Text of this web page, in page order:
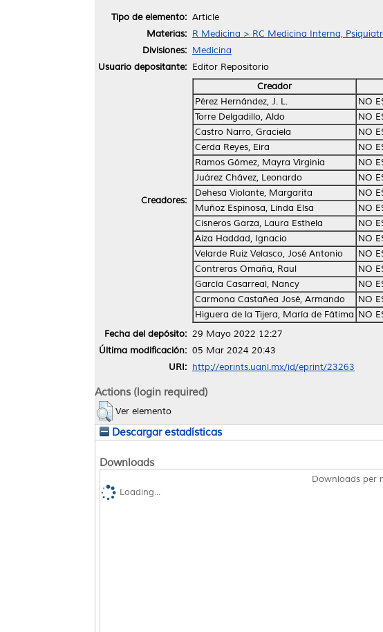
Tipo de elemento: Article
Materias: R Medicina > RC Medicina Interna,
Divisiones: Medicina
Usuario depositante: Editor Repositorio
Creadores:
Creador
Pérez Hernández, J. L.
NO
Torre Delgadillo, Aldo
NO
Castro Narro, Graciela
NO
Cerda Reyes, Eira
NO
Ramos Gómez, Mayra Virginia
NO
Juárez Chávez, Leonardo
NO
Dehesa Violante, Margarita
NO
Muñoz Espinosa, Linda Elsa
NO
Cisneros Garza, Laura Esthela
NO
Aiza Haddad, Ignacio
NO
Velarde Ruiz Velasco, José Antonio
NO
Contreras Omaña, Raul
NO
García Casarreal, Nancy
NO
Carmona Castañea José, Armando
NO
Higuera de la Tijera, María de Fátima NO
Fecha del depósito: 29 Mayo 2022 12:27
Última modificación: 05 Mar 2024 20:43
URI: http://eprints.uanl.mx/id/eprint/23263
Actions (login required)
Ver elemento
Descargar estadísticas
Downloads
Downloads per
Loading...